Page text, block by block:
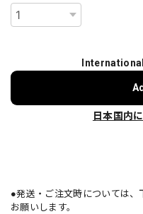
日本国内
●発送・ご注文時については
お願いします。